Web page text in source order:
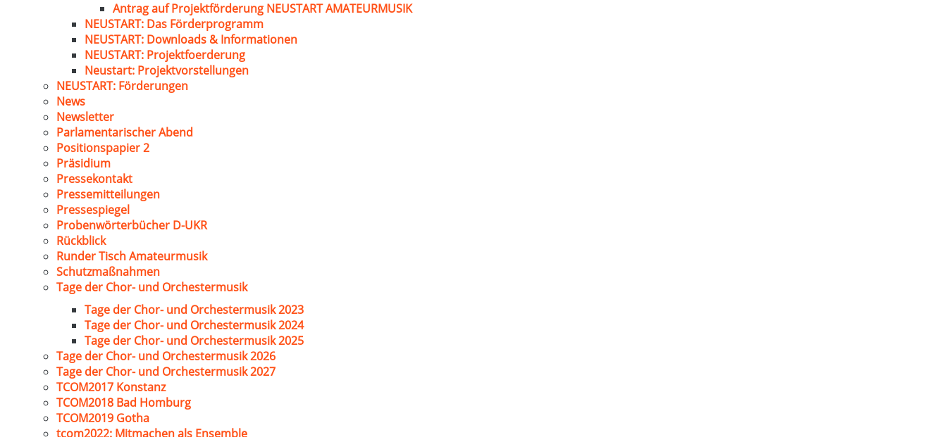
Antrag auf Projektförderung NEUSTART AMATEURMUSIK
NEUSTART: Das Förderprogramm
NEUSTART: Downloads & Informationen
NEUSTART: Projektfoerderung
Neustart: Projektvorstellungen
NEUSTART: Förderungen
News
Newsletter
Parlamentarischer Abend
Positionspapier 2
Präsidium
Pressekontakt
Pressemitteilungen
Pressespiegel
Probenwörterbücher D-UKR
Rückblick
Runder Tisch Amateurmusik
Schutzmaßnahmen
Tage der Chor- und Orchestermusik
Tage der Chor- und Orchestermusik 2023
Tage der Chor- und Orchestermusik 2024
Tage der Chor- und Orchestermusik 2025
Tage der Chor- und Orchestermusik 2026
Tage der Chor- und Orchestermusik 2027
TCOM2017 Konstanz
TCOM2018 Bad Homburg
TCOM2019 Gotha
tcom2022: Mitmachen als Ensemble